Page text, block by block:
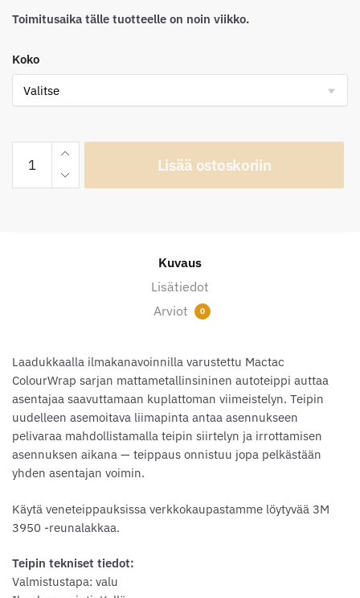
Toimitusaika tälle tuotteelle on noin viikko.
Koko
ColourWrap
MM42
Lisää ostoskoriin
Kuvaus
Lisätiedot
Arviot
0
Laadukkaalla ilmakanavoinnilla varustettu Mactac
ColourWrap sarjan mattametallinsininen autoteippi auttaa
asentajaa saavuttamaan kuplattoman viimeistelyn. Teipin
uudelleen asemoitava liimapinta antaa asennukseen
pelivaraa mahdollistamalla teipin siirtelyn ja irrottamisen
asennuksen aikana — teippaus onnistuu jopa pelkästään
yhden asentajan voimin.
Käytä veneteippauksissa verkkokaupastamme löytyvää 3M
3950 -reunalakkaa.
Teipin tekniset tiedot:
Valmistustapa: valu